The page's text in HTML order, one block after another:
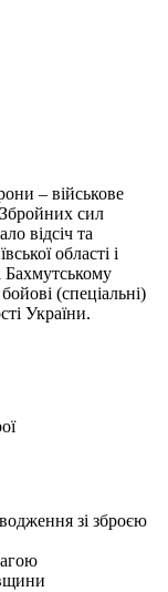
– військове
сил
відсіч та
області і
Бахмутському
(спеціальні)
України.
зі зброєю